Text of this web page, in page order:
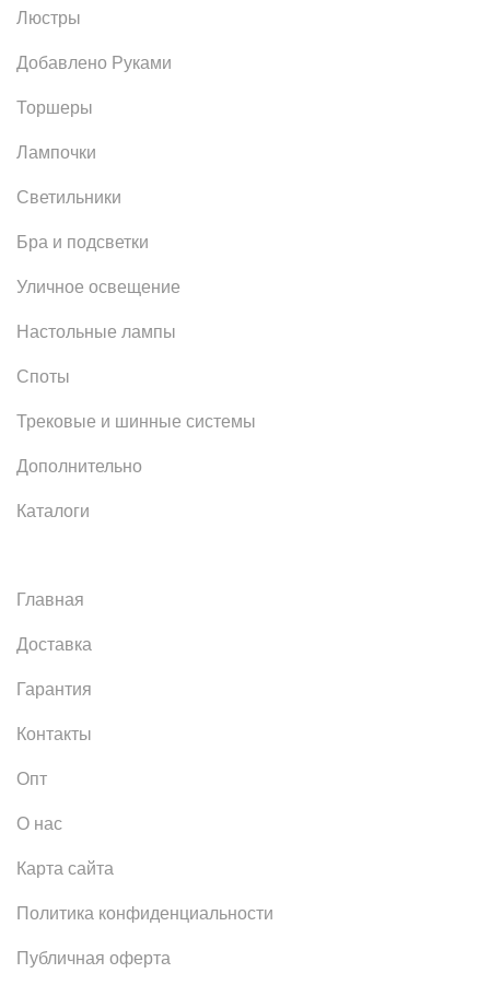
Люстры
Добавлено Руками
Торшеры
Лампочки
Светильники
Бра и подсветки
Уличное освещение
Настольные лампы
Споты
Трековые и шинные системы
Дополнительно
Каталоги
Главная
Доставка
Гарантия
Контакты
Опт
О нас
Карта сайта
Политика конфиденциальности
Публичная оферта